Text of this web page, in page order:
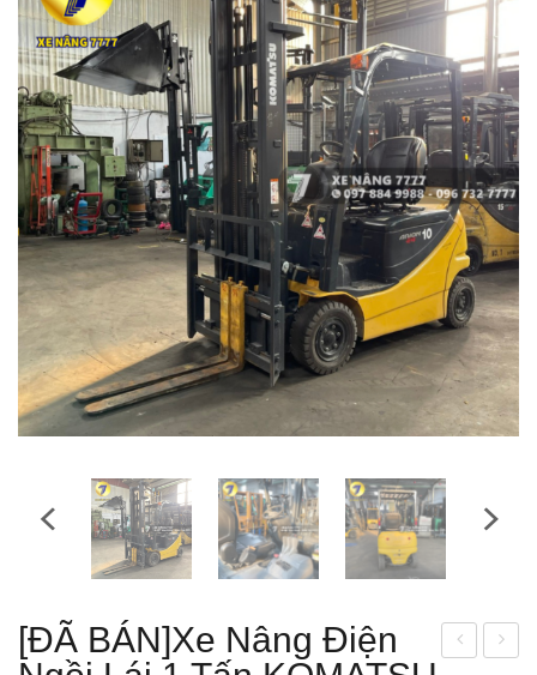
[ĐÃ BÁN]Xe Nâng Điện